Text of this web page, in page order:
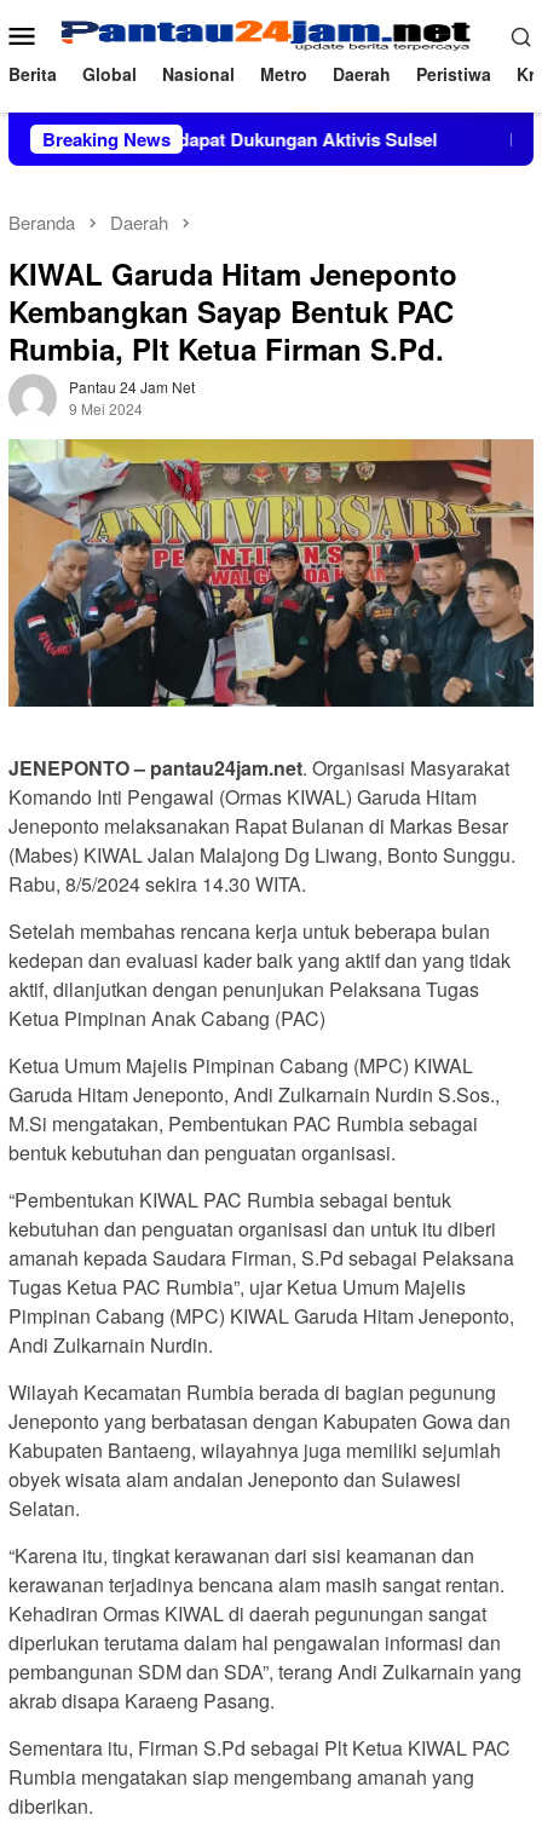
ke
konten
Menu
Mobile
Berita Global Nasional Metro Daerah Peristiwa
Breaking News
Mendapat Dukungan Aktivis Sulsel Kapolres
Beranda Daerah
KIWAL Garuda Hitam Jeneponto
Kembangkan Sayap Bentuk PAC
Rumbia, Plt Ketua Firman S.Pd.
Pantau 24 Jam Net
9 Mei 2024
JENEPONTO – pantau24jam.net. Organisasi Masyarakat
Komando Inti Pengawal (Ormas KIWAL) Garuda Hitam
Jeneponto melaksanakan Rapat Bulanan di Markas Besar
(Mabes) KIWAL Jalan Malajong Dg Liwang, Bonto Sunggu.
Rabu, 8/5/2024 sekira 14.30 WITA.
Setelah membahas rencana kerja untuk beberapa bulan
kedepan dan evaluasi kader baik yang aktif dan yang tidak
aktif, dilanjutkan dengan penunjukan Pelaksana Tugas
Ketua Pimpinan Anak Cabang (PAC)
Ketua Umum Majelis Pimpinan Cabang (MPC) KIWAL
Garuda Hitam Jeneponto, Andi Zulkarnain Nurdin S.Sos.,
M.Si mengatakan, Pembentukan PAC Rumbia sebagai
bentuk kebutuhan dan penguatan organisasi.
“Pembentukan KIWAL PAC Rumbia sebagai bentuk
kebutuhan dan penguatan organisasi dan untuk itu diberi
amanah kepada Saudara Firman, S.Pd sebagai Pelaksana
Tugas Ketua PAC Rumbia”, ujar Ketua Umum Majelis
Pimpinan Cabang (MPC) KIWAL Garuda Hitam Jeneponto,
Andi Zulkarnain Nurdin.
Wilayah Kecamatan Rumbia berada di bagian pegunung
Jeneponto yang berbatasan dengan Kabupaten Gowa dan
Kabupaten Bantaeng, wilayahnya juga memiliki sejumlah
obyek wisata alam andalan Jeneponto dan Sulawesi
Selatan.
“Karena itu, tingkat kerawanan dari sisi keamanan dan
kerawanan terjadinya bencana alam masih sangat rentan.
Kehadiran Ormas KIWAL di daerah pegunungan sangat
diperlukan terutama dalam hal pengawalan informasi dan
pembangunan SDM dan SDA”, terang Andi Zulkarnain yang
akrab disapa Karaeng Pasang.
Sementara itu, Firman S.Pd sebagai Plt Ketua KIWAL PAC
Rumbia mengatakan siap mengembang amanah yang
diberikan.